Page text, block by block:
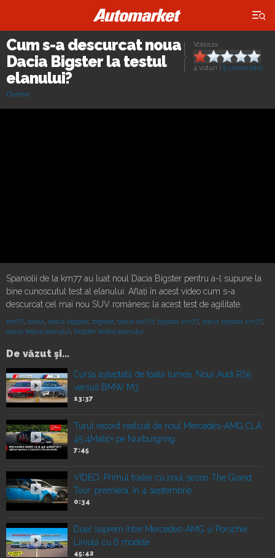
×
Voteaza:
4 voturi 5 comentarii
Cum s-a descurcat noua
Dacia Bigster la testul
elanului?
Diverse
Spaniolii de la km77 au luat noul Dacia Bigster pentru a-l supune la
bine cunoscutul test al elanului. Aflați în acest video cum s-a
descurcat cel mai nou SUV românesc la acest test de agilitate.
km77, dacia, dacia bigster, bigster, dacia km77, bigster km77, dacia bigster km77,
dacia testul elanului, bigster testul elanului
De văzut şi...
Cursa așteptată de toată lumea. Noul Audi RS5
versus BMW M3
13:37
Turul record realizat de noul Mercedes-AMG CLA
45 4Matic+ pe Nurburgring
7:45
VIDEO: Primul trailer cu noul sezon The Grand
Tour: premiera, în 4 septembrie
0:34
Duel suprem între Mercedes-AMG și Porsche!
Liniuță cu 6 modele
45:42